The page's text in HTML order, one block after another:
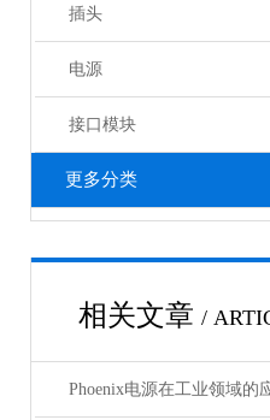
插头
电源
接口模块
更多分类
相关文章 /